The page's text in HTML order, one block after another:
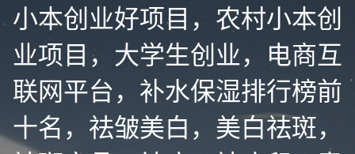
小本创业好项目，农村小本创
业项目，大学生创业，电商互
联网平台，补水保湿排行榜前
十名，祛皱美白，美白祛斑，